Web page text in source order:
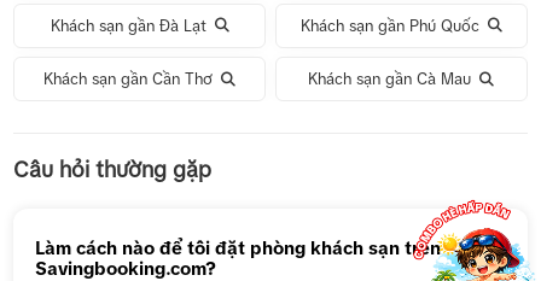
Khách sạn gần Đà Lạt Khách sạn gần Phú Quốc
Khách sạn gần Cần Thơ Khách sạn gần Cà Mau
Tour 5N4Đ Hà Nội – Bali – Hà Nội
Câu hỏi thường gặp
Làm cách nào để tôi đặt phòng khách sạn trên
Savingbooking.com?